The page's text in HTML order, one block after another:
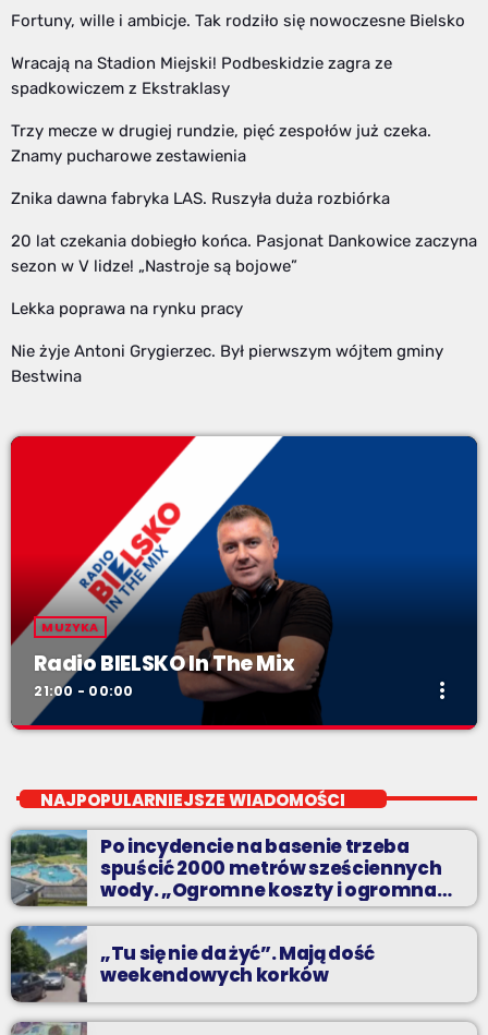
Fortuny, wille i ambicje. Tak rodziło się nowoczesne Bielsko
Wracają na Stadion Miejski! Podbeskidzie zagra ze
spadkowiczem z Ekstraklasy
Trzy mecze w drugiej rundzie, pięć zespołów już czeka.
Znamy pucharowe zestawienia
Znika dawna fabryka LAS. Ruszyła duża rozbiórka
20 lat czekania dobiegło końca. Pasjonat Dankowice zaczyna
sezon w V lidze! „Nastroje są bojowe”
Lekka poprawa na rynku pracy
Nie żyje Antoni Grygierzec. Był pierwszym wójtem gminy
Bestwina
MUZYKA
Radio BIELSKO In The Mix
21:00 - 00:00 more_vert
piątki od 20 do północy
Kilkadziesiąt minut energetycznych beatów.
NAJPOPULARNIEJSZE WIADOMOŚCI
Po incydencie na basenie trzeba
spuścić 2000 metrów sześciennych
wody. „Ogromne koszty i ogromna
praca”
„Tu się nie da żyć”. Mają dość
weekendowych korków